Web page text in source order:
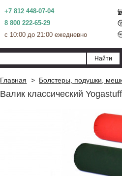
+7 812 448-07-04
8 800 222-65-29
c 10:00 до 21:00 ежедневно
Главная > Болстеры, подушки,
Валик классический